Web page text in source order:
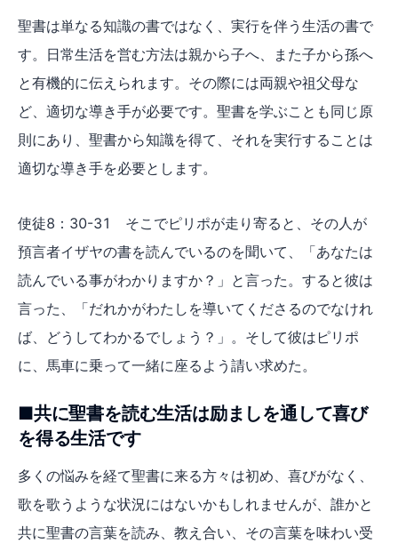
聖書は単なる知識の書ではなく、実行を伴う生活の書で
す。日常生活を営む方法は親から子へ、また子から孫へ
と有機的に伝えられます。その際には両親や祖父母な
ど、適切な導き手が必要です。聖書を学ぶことも同じ原
則にあり、聖書から知識を得て、それを実行することは
適切な導き手を必要とします。
使徒8：30-31 そこでピリポが走り寄ると、その人が
預言者イザヤの書を読んでいるのを聞いて、「あなたは
読んでいる事がわかりますか？」と言った。すると彼は
言った、「だれかがわたしを導いてくださるのでなけれ
ば、どうしてわかるでしょう？」。そして彼はピリポ
に、馬車に乗って一緒に座るよう請い求めた。
■共に聖書を読む生活は励ましを通して喜び
を得る生活です
多くの悩みを経て聖書に来る方々は初め、喜びがなく、
歌を歌うような状況にはないかもしれませんが、誰かと
共に聖書の言葉を読み、教え合い、その言葉を味わい受